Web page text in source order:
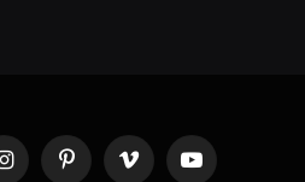
InstagramPinterestVimeo YouTube